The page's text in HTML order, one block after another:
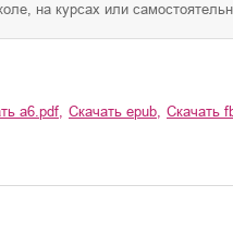
на курсах или
a6.pdf, Скачать epub, Скачать